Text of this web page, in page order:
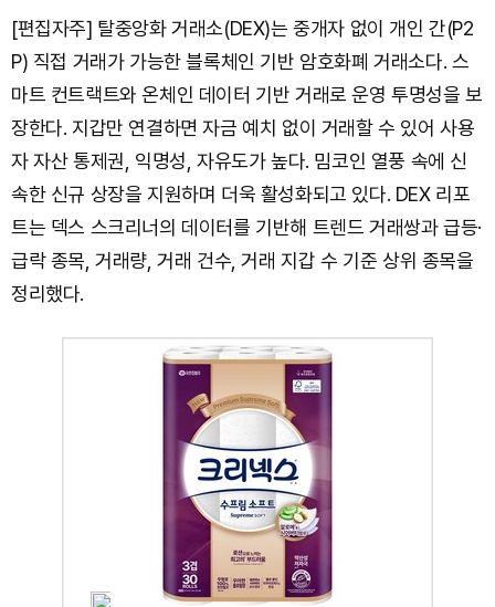
[편집자주] 탈중앙화 거래소(DEX)는 중개자 없이 개인 간(P2
P) 직접 거래가 가능한 블록체인 기반 암호화폐 거래소다. 스
마트 컨트랙트와 온체인 데이터 기반 거래로 운영 투명성을 보
장한다. 지갑만 연결하면 자금 예치 없이 거래할 수 있어 사용
자 자산 통제권, 익명성, 자유도가 높다. 밈코인 열풍 속에 신
속한 신규 상장을 지원하며 더욱 활성화되고 있다. DEX 리포
트는 덱스 스크리너의 데이터를 기반해 트렌드 거래쌍과 급등·
급락 종목, 거래량, 거래 건수, 거래 지갑 수 기준 상위 종목을
정리했다.